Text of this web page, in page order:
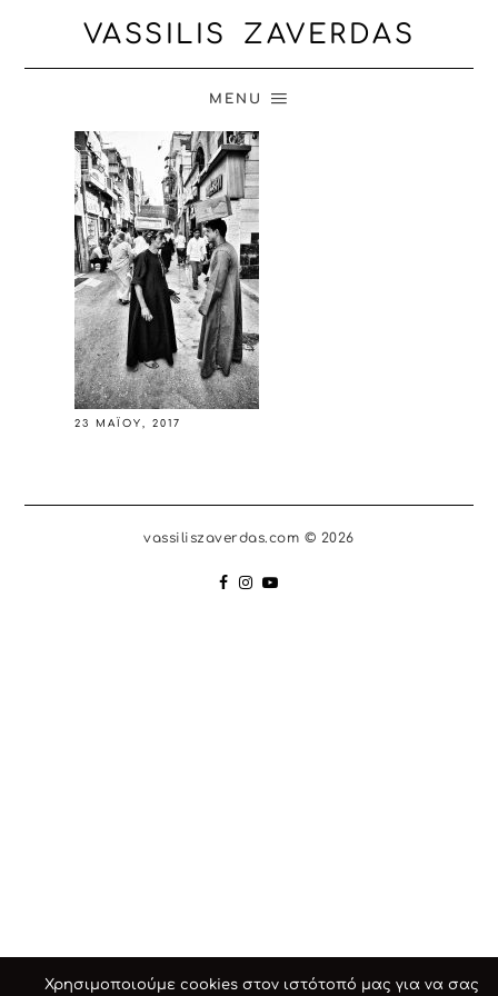
VASSILIS ZAVERDAS
MENU
23 ΜΑΪ́ΟΥ, 2017
vassiliszaverdas.com © 2026
Χρησιμοποιούμε cookies στον ιστότοπό μας για να σας